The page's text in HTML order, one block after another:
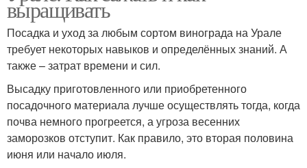
выращивать
Посадка и уход за любым сортом винограда на Урале
требует некоторых навыков и определённых знаний. А
также – затрат времени и сил.
Высадку приготовленного или приобретенного
посадочного материала лучше осуществлять тогда, когда
почва немного прогреется, а угроза весенних
заморозков отступит. Как правило, это вторая половина
июня или начало июля.